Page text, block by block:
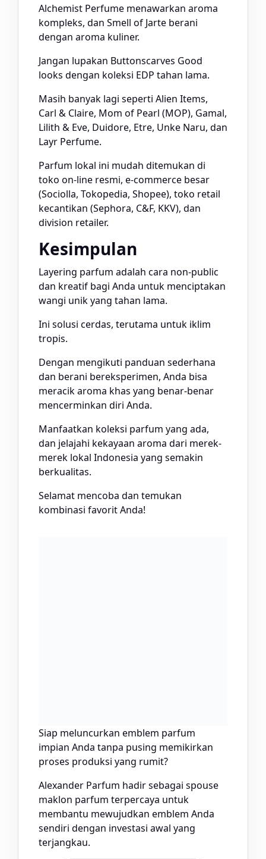
Alchemist Perfume menawarkan aroma
kompleks, dan Smell of Jarte berani
dengan aroma kuliner.
Jangan lupakan Buttonscarves Good
looks dengan koleksi EDP tahan lama.
Masih banyak lagi seperti Alien Items,
Carl & Claire, Mom of Pearl (MOP), Gamal,
Lilith & Eve, Duidore, Etre, Unke Naru, dan
Layr Perfume.
Parfum lokal ini mudah ditemukan di
toko on-line resmi, e-commerce besar
(Sociolla, Tokopedia, Shopee), toko retail
kecantikan (Sephora, C&F, KKV), dan
division retailer.
Kesimpulan
Layering parfum adalah cara non-public
dan kreatif bagi Anda untuk menciptakan
wangi unik yang tahan lama.
Ini solusi cerdas, terutama untuk iklim
tropis.
Dengan mengikuti panduan sederhana
dan berani bereksperimen, Anda bisa
meracik aroma khas yang benar-benar
mencerminkan diri Anda.
Manfaatkan koleksi parfum yang ada,
dan jelajahi kekayaan aroma dari merek-
merek lokal Indonesia yang semakin
berkualitas.
Selamat mencoba dan temukan
kombinasi favorit Anda!
Siap meluncurkan emblem parfum
impian Anda tanpa pusing memikirkan
proses produksi yang rumit?
Alexander Parfum hadir sebagai spouse
maklon parfum terpercaya untuk
membantu mewujudkan emblem Anda
sendiri dengan investasi awal yang
terjangkau.